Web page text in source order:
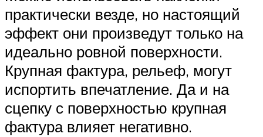
практически везде, но настоящий
эффект они произведут только на
идеально ровной поверхности.
Крупная фактура, рельеф, могут
испортить впечатление. Да и на
сцепку с поверхностью крупная
фактура влияет негативно.